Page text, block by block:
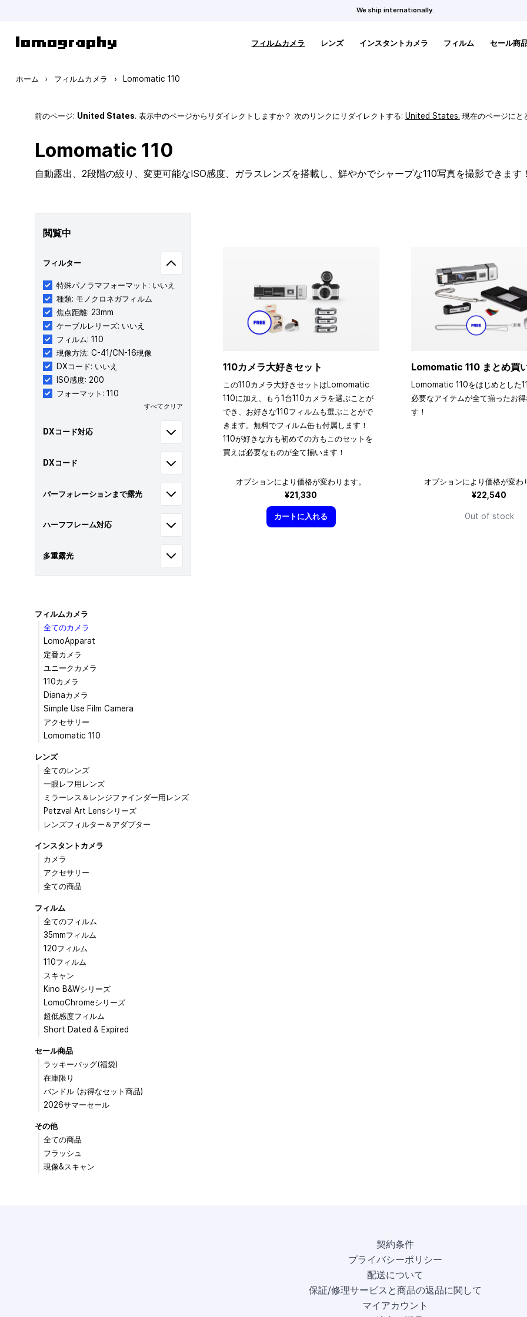
We ship internationally.
フィルムカメラ レンズ インスタントカメラ フィルム セール商
ホーム › フィルムカメラ › Lomomatic 110
前のページ: United States. 表示中のページからリダイレクトしますか？ 次のリンクにリダイレクトする: United States. 現在のページにと
Lomomatic 110
自動露出、2段階の絞り、変更可能なISO感度、ガラスレンズを搭載し、鮮やかでシャープな110写真を撮影できます
閲覧中
フィルター
特殊パノラマフォーマット: いいえ
種類: モノクロネガフィルム
焦点距離: 23mm
ケーブルレリーズ: いいえ
フィルム: 110
現像方法: C-41/CN-16現像
DXコード: いいえ
ISO感度: 200
フォーマット: 110
すべてクリア
DXコード対応
DXコード
パーフォレーションまで露光
ハーフフレーム対応
多重露光
110カメラ大好きセット
この110カメラ大好きセットはLomomatic
110に加え、もう1台110カメラを選ぶことが
でき、お好きな110フィルムも選ぶことがで
きます。無料でフィルム缶も付属します！
110が好きな方も初めての方もこのセットを
買えば必要なものが全て揃います！
オプションにより価格が変わります。
¥21,330
カートに入れる
Lomomatic 110 まとめ買
Lomomatic 110をはじめとした
必要なアイテムが全て揃ったお
す！
オプションにより価格が変わ
¥22,540
Out of stock
フィルムカメラ
全てのカメラ
LomoApparat
定番カメラ
ユニークカメラ
110カメラ
Dianaカメラ
Simple Use Film Camera
アクセサリー
Lomomatic 110
レンズ
全てのレンズ
一眼レフ用レンズ
ミラーレス＆レンジファインダー用レンズ
Petzval Art Lensシリーズ
レンズフィルター＆アダプター
インスタントカメラ
カメラ
アクセサリー
全ての商品
フィルム
全てのフィルム
35mmフィルム
120フィルム
110フィルム
スキャン
Kino B&Wシリーズ
LomoChromeシリーズ
超低感度フィルム
Short Dated & Expired
セール商品
ラッキーバッグ(福袋)
在庫限り
バンドル (お得なセット商品)
2026サマーセール
その他
全ての商品
フラッシュ
現像&スキャン
契約条件
プライバシーポリシー
配送について
保証/修理サービスと商品の返品に関して
マイアカウント